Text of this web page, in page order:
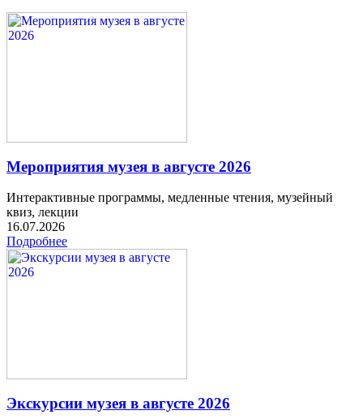
Мероприятия музея в августе 2026
Интерактивные программы, медленные чтения, музейный
квиз, лекции
16.07.2026
Подробнее
Экскурсии музея в августе 2026